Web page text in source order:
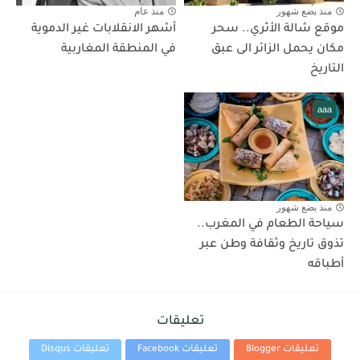
منذ بضع شهور
موقع شالة الأثري.. سحر
مكان يحمل الزائر الى عبق
التاريخ
منذ عام
أشهر الانقلابات غير الدموية
في المنطقة المغاربية
aaa
منذ بضع شهور
سياحة الطعام في المغرب..
تذوق تاريخ وثقافة وطن عبر
أطباقه
تعليقات
تعليقات Blogger تعليقات Facebook تعليقات Disqus